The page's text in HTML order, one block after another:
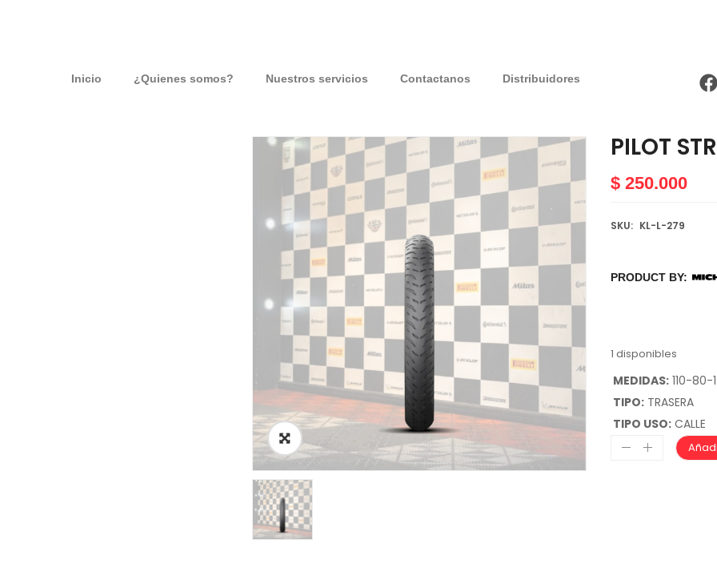
Inicio ¿Quienes somos? Nuestros servicios Contactanos Distribuidores
PILOT
$250.000
SKU: KL-L-279
PRODUCT BY:
1 disponibles
MEDIDAS:110-80-
TIPO:TRASERA
TIPO USO:CALLE